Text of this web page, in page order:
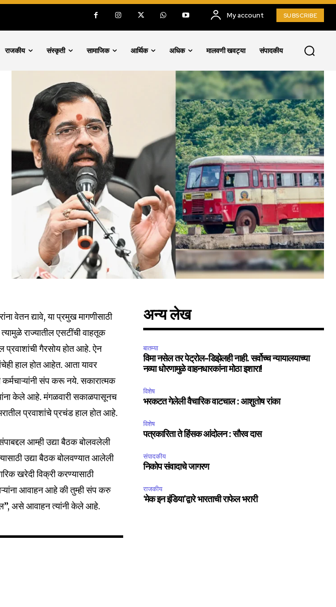
click
and
SUBSCRIBE
I've read and accept the
75
Followers
My account SUBSCRIBE
राजकीय संस्कृती सामाजिक आर्थिक अधिक मालवणी खवट्या संपादकीय
वेतन द्यावे, या प्रमुख मागणीसाठी
राज्यातील एसटींची वाहतूक
प्रवाशांची गैरसोय होत आहे. ऐन
हाल होत आहेत. आता यावर
कर्मचाऱ्यांनी संप करू नये. सकारात्मक
केले आहे. मंगळवारी सकाळपासूनच
प्रवाशांचे प्रचंड हाल होत आहे.
आम्ही उद्या बैठक बोलवलेली
उद्या बैठक बोलवण्यात आलेली
खरेदी विक्री करण्यासाठी
आवाहन आहे की तुम्ही संप करु
असे आवाहन त्यांनी केले आहे.
अन्य लेख
बातम्या
विमा नसेल तर पेट्रोल-डिझेलही नाही. सर्वोच्च न्यायालयाच्या
नव्या धोरणामुळे वाहनधारकांना मोठा इशारा!
विशेष
भरकटत गेलेली वैचारिक वाटचाल : आशुतोष रांका
विशेष
पत्रकारिता ते हिंसक आंदोलन : सौरव दास
संपादकीय
निकोप संवादाचे जागरण
राजकीय
‘मेक इन इंडिया’द्वारे भारताची राफेल भरारी